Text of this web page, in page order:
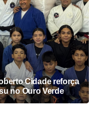
Cidade reforça
no Ouro Verde